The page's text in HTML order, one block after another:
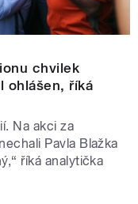
chvilek
ohlášen, říká
Na akci za
Pavla Blažka
říká analytička